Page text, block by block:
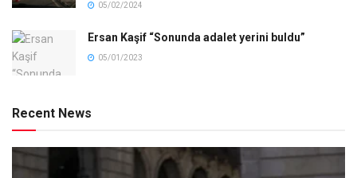
05/02/2024
Ersan Kaşif “Sonunda adalet yerini buldu”
05/01/2023
Recent News